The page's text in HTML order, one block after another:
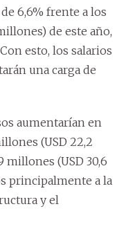
6,6% frente a los
de este año,
esto, los salarios
una carga de
aumentarían en
(USD 22,2
millones (USD 30,6
principalmente a la
y el